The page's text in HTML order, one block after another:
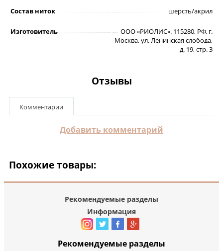
Состав ниток шерсть/акрил
Изготовитель
ООО «РИОЛИС». 115280, РФ, г.
Москва, ул. Ленинская слобода,
д. 19, стр. 3
Отзывы
Комментарии
Добавить комментарий
Похожие товары:
Рекомендуемые разделы
Информация
Рекомендуемые разделы